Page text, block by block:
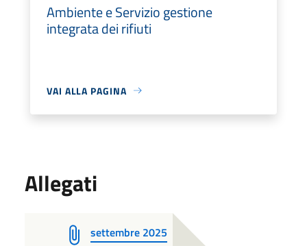
Ambiente e Servizio gestione
integrata dei rifiuti
VAI ALLA PAGINA
Allegati
settembre 2025